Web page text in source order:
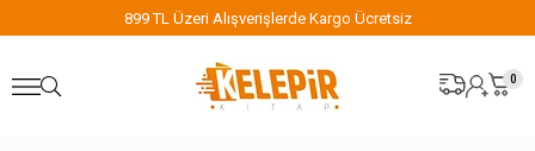
899 TL Üzeri Alışverişlerde Kargo Ücretsiz
0